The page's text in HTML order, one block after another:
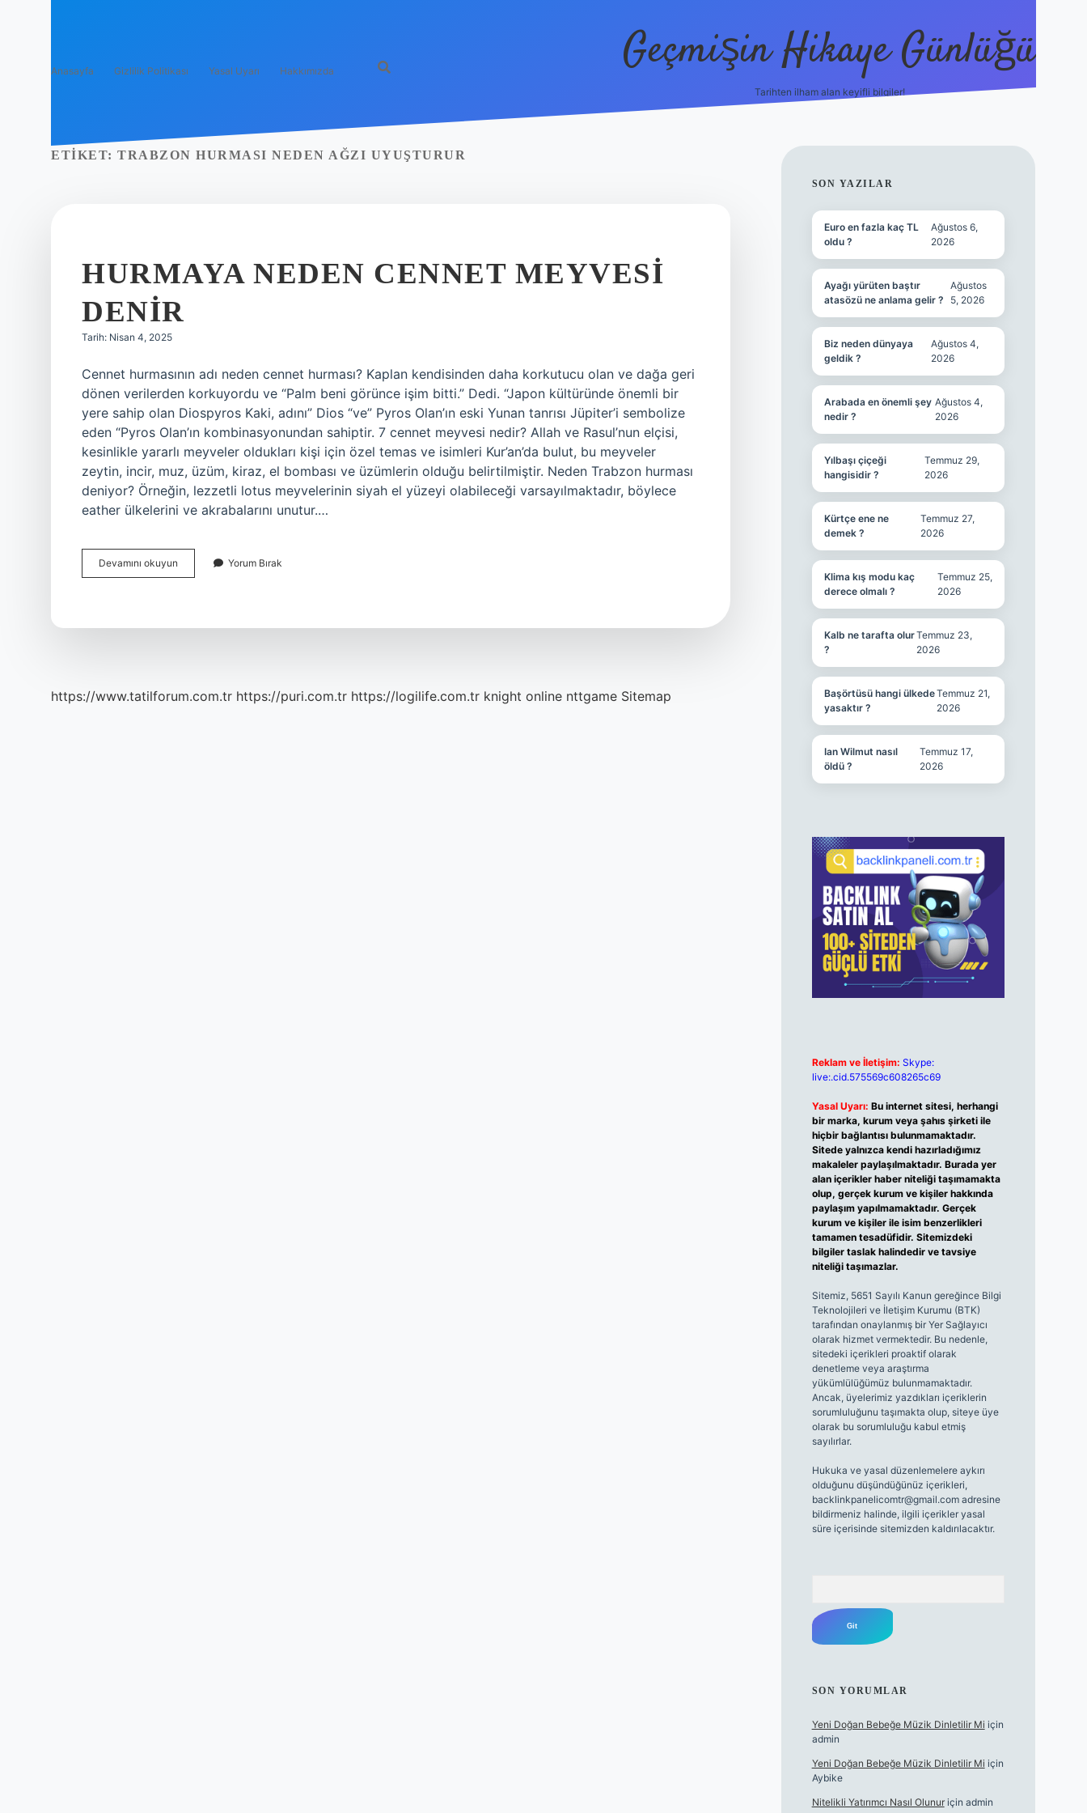
Anasayfa Gizlilik Politikası Yasal Uyarı Hakkımızda Geçmişin Hikaye Günlüğü
Tarihten ilham alan keyifli bilgiler!
ETIKET: TRABZON HURMASI NEDEN AĞZI UYUŞTURUR
HURMAYA NEDEN CENNET MEYVESI
DENIR
Tarih: Nisan 4, 2025
Cennet hurmasının adı neden cennet hurması? Kaplan kendisinden daha korkutucu olan ve dağa geri
dönen verilerden korkuyordu ve “Palm beni görünce işim bitti.” Dedi. “Japon kültüründe önemli bir
yere sahip olan Diospyros Kaki, adını” Dios “ve” Pyros Olan’ın eski Yunan tanrısı Jüpiter’i sembolize
eden “Pyros Olan’ın kombinasyonundan sahiptir. 7 cennet meyvesi nedir? Allah ve Rasul’nun elçisi,
kesinlikle yararlı meyveler oldukları kişi için özel temas ve isimleri Kur’an’da bulut, bu meyveler
zeytin, incir, muz, üzüm, kiraz, el bombası ve üzümlerin olduğu belirtilmiştir. Neden Trabzon hurması
deniyor? Örneğin, lezzetli lotus meyvelerinin siyah el yüzeyi olabileceği varsayılmaktadır, böylece
eather ülkelerini ve akrabalarını unutur.…
Devamını okuyun Hurmaya
Neden
Yorum Bırak
https://www.tatilforum.com.tr https://puri.com.tr https://logilife.com.tr knight online nttgame Sitemap
SIDEBAR
SON YAZILAR
Euro en fazla kaç TL
oldu ?
Ağustos 6,
2026
Ayağı yürüten baştır
atasözü ne anlama gelir ?
Ağustos
5, 2026
Biz neden dünyaya
geldik ?
Ağustos 4,
2026
Arabada en önemli şey
nedir ?
Ağustos 4,
2026
Yılbaşı çiçeği
hangisidir ?
Temmuz 29,
2026
Kürtçe ene ne
demek ?
Temmuz 27,
2026
Klima kış modu kaç
derece olmalı ?
Temmuz 25,
2026
Kalb ne tarafta olur
?
Temmuz 23,
2026
Başörtüsü hangi ülkede
yasaktır ?
Temmuz 21,
2026
Ian Wilmut nasıl
öldü ?
Temmuz 17,
2026
Reklam ve İletişim: Skype:
live:.cid.575569c608265c69
Yasal Uyarı: Bu internet sitesi, herhangi
bir marka, kurum veya şahıs şirketi ile
hiçbir bağlantısı bulunmamaktadır.
Sitede yalnızca kendi hazırladığımız
makaleler paylaşılmaktadır. Burada yer
alan içerikler haber niteliği taşımamakta
olup, gerçek kurum ve kişiler hakkında
paylaşım yapılmamaktadır. Gerçek
kurum ve kişiler ile isim benzerlikleri
tamamen tesadüfidir. Sitemizdeki
bilgiler taslak halindedir ve tavsiye
niteliği taşımazlar.
Sitemiz, 5651 Sayılı Kanun gereğince Bilgi
Teknolojileri ve İletişim Kurumu (BTK)
tarafından onaylanmış bir Yer Sağlayıcı
olarak hizmet vermektedir. Bu nedenle,
sitedeki içerikleri proaktif olarak
denetleme veya araştırma
yükümlülüğümüz bulunmamaktadır.
Ancak, üyelerimiz yazdıkları içeriklerin
sorumluluğunu taşımakta olup, siteye üye
olarak bu sorumluluğu kabul etmiş
sayılırlar.
Hukuka ve yasal düzenlemelere aykırı
olduğunu düşündüğünüz içerikleri,
backlinkpanelicomtr@gmail.comadresine
bildirmeniz halinde, ilgili içerikler yasal
süre içerisinde sitemizden kaldırılacaktır.
SON YORUMLAR
Yeni Doğan Bebeğe Müzik Dinletilir Mi için
admin
Yeni Doğan Bebeğe Müzik Dinletilir Mi için
Aybike
Nitelikli Yatırımcı Nasıl Olunuriçin admin
betbox giriş